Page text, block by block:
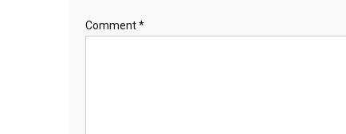
Comment*